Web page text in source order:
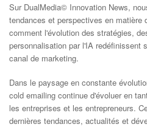
Sur DualMedia© Innovation News,
tendances et perspectives en matière
comment l'évolution des stratégies,
personnalisation par l'IA redéfinissent
canal de marketing.
Dans le paysage en constante
cold emailing continue d'évoluer en
les entreprises et les entrepreneurs.
dernières tendances, actualités et